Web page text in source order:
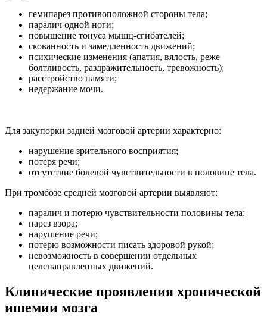
гемипарез противоположной стороны тела;
паралич одной ноги;
повышение тонуса мышц-сгибателей;
скованность и замедленность движений;
психические изменения (апатия, вялость, реже
болтливость, раздражительность, тревожность);
расстройство памяти;
недержание мочи.
Для закупорки задней мозговой артерии характерно:
нарушение зрительного восприятия;
потеря речи;
отсутствие болевой чувствительности в половине тела.
При тромбозе средней мозговой артерии выявляют:
паралич и потерю чувствительности половины тела;
парез взора;
нарушение речи;
потерю возможности писать здоровой рукой;
невозможность в совершении отдельных
целенаправленных движений.
Клинические проявления хронической
ишемии мозга